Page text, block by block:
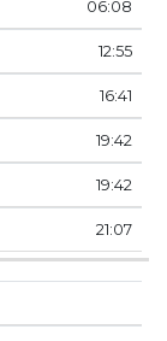
06:08
12:55
16:41
19:42
19:42
21:07